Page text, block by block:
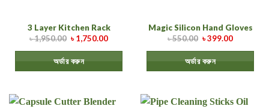
3 Layer Kitchen Rack
৳1,950.00 ৳1,750.00
অর্ডার করুন
Magic Silicon Hand Gloves
৳550.00 ৳399.00
অর্ডার করুন